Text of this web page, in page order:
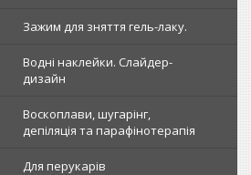
Зажим для зняття гель-лаку.
Водні наклейки. Слайдер-
дизайн
Воскоплави, шугарінг,
депіляція та парафінотерапія
Для перукарів